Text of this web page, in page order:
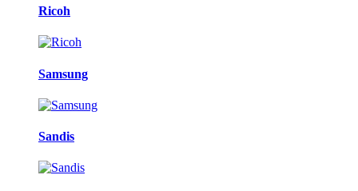
Ricoh
Samsung
Sandis